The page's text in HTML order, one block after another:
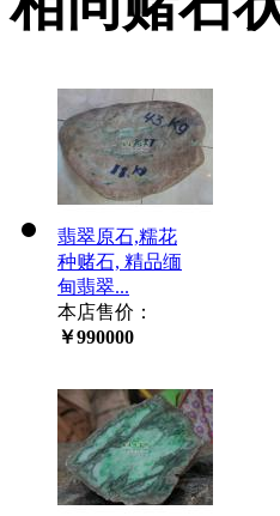
翡翠原石,糯花
种赌石, 精品缅
甸翡翠...
本店售价：
￥990000